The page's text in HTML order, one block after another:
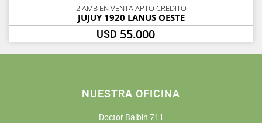
2 AMB EN VENTA APTO CREDITO
JUJUY 1920 LANUS OESTE
USD 55.000
NUESTRA OFICINA
Doctor Balbin 711